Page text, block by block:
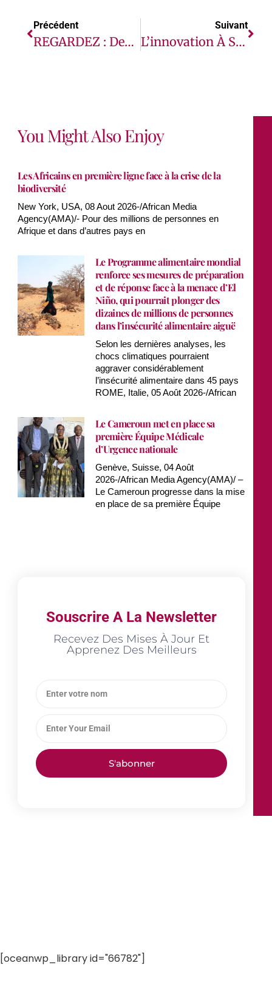
Précédent
REGARDEZ : Deux Rappeurs Africains Demandent L’exclusion De TotalEnergies De La CAN
Suivant
L’innovation À Son Apogée Alors Que LG Electronics Éblouit Au Ces 2024
You Might Also Enjoy
Les Africains en première ligne face à la crise de la
biodiversité
New York, USA, 08 Aout 2026-/African Media
Agency(AMA)/- Pour des millions de personnes en
Afrique et dans d’autres pays en
Le Programme alimentaire mondial
renforce ses mesures de préparation
et de réponse face à la menace d’El
Niño, qui pourrait plonger des
dizaines de millions de personnes
dans l’insécurité alimentaire aiguë
Selon les dernières analyses, les
chocs climatiques pourraient
aggraver considérablement
l’insécurité alimentaire dans 45 pays
ROME, Italie, 05 Août 2026-/African
Le Cameroun met en place sa
première Équipe Médicale
d’Urgence nationale
Genève, Suisse, 04 Août
2026-/African Media Agency(AMA)/ –
Le Cameroun progresse dans la mise
en place de sa première Équipe
Souscrire A La Newsletter
Recevez Des Mises À Jour Et
Apprenez Des Meilleurs
S'abonner
[oceanwp_library id="66782"]